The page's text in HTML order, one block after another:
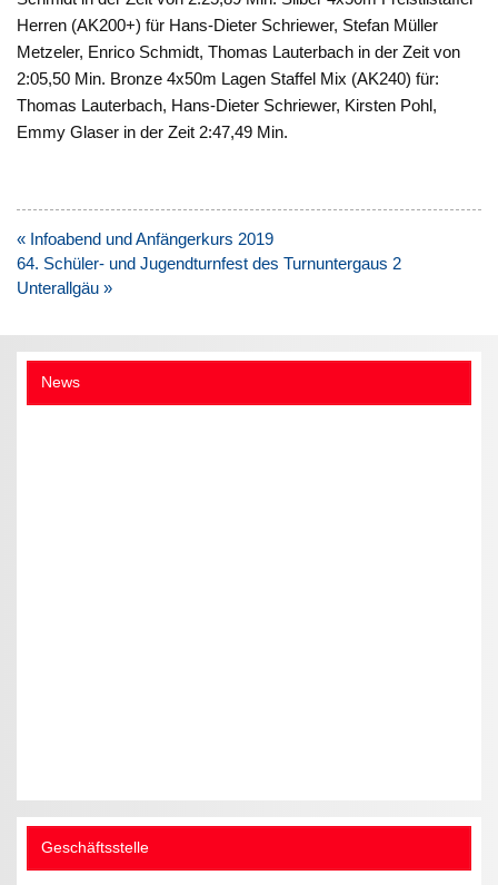
Herren (AK200+) für Hans-Dieter Schriewer, Stefan Müller
Metzeler, Enrico Schmidt, Thomas Lauterbach in der Zeit von
2:05,50 Min. Bronze 4x50m Lagen Staffel Mix (AK240) für:
Thomas Lauterbach, Hans-Dieter Schriewer, Kirsten Pohl,
Emmy Glaser in der Zeit 2:47,49 Min.
Beitragsnavigation
« Infoabend und Anfängerkurs 2019
64. Schüler- und Jugendturnfest des Turnuntergaus 2
Unterallgäu »
News
Geschäftsstelle